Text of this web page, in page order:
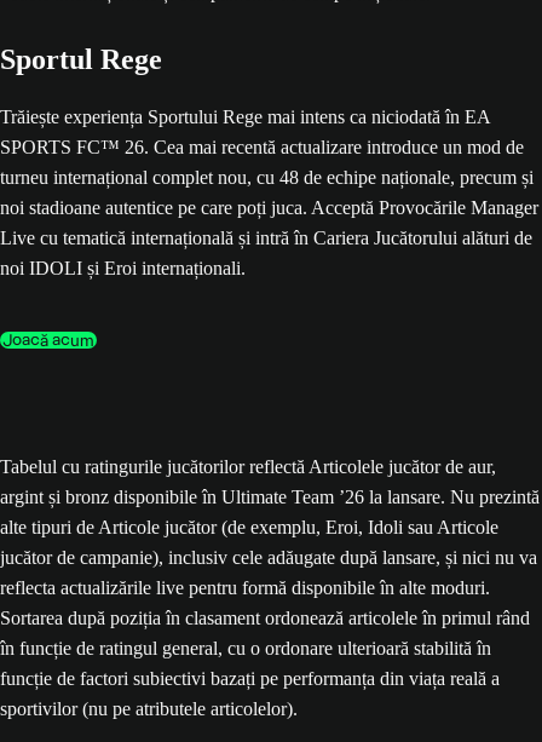
Sportul Rege
Trăiește experiența Sportului Rege mai intens ca niciodată în EA
SPORTS FC™ 26. Cea mai recentă actualizare introduce un mod de
turneu internațional complet nou, cu 48 de echipe naționale, precum și
noi stadioane autentice pe care poți juca. Acceptă Provocările Manager
Live cu tematică internațională și intră în Cariera Jucătorului alături de
noi IDOLI și Eroi internaționali.
Joacă acum
Tabelul cu ratingurile jucătorilor reflectă Articolele jucător de aur,
argint și bronz disponibile în Ultimate Team ’26 la lansare. Nu prezintă
alte tipuri de Articole jucător (de exemplu, Eroi, Idoli sau Articole
jucător de campanie), inclusiv cele adăugate după lansare, și nici nu va
reflecta actualizările live pentru formă disponibile în alte moduri.
Sortarea după poziția în clasament ordonează articolele în primul rând
în funcție de ratingul general, cu o ordonare ulterioară stabilită în
funcție de factori subiectivi bazați pe performanța din viața reală a
sportivilor (nu pe atributele articolelor).